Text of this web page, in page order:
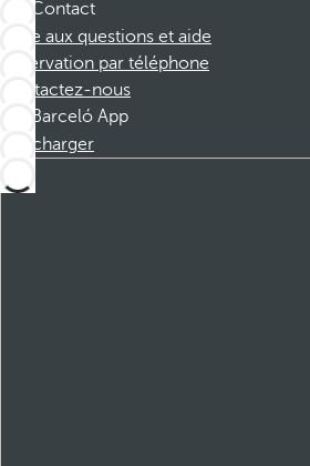
Contact
Foire aux questions et aide
Réservation par téléphone
Contactez-nous
Barceló App
Télécharger